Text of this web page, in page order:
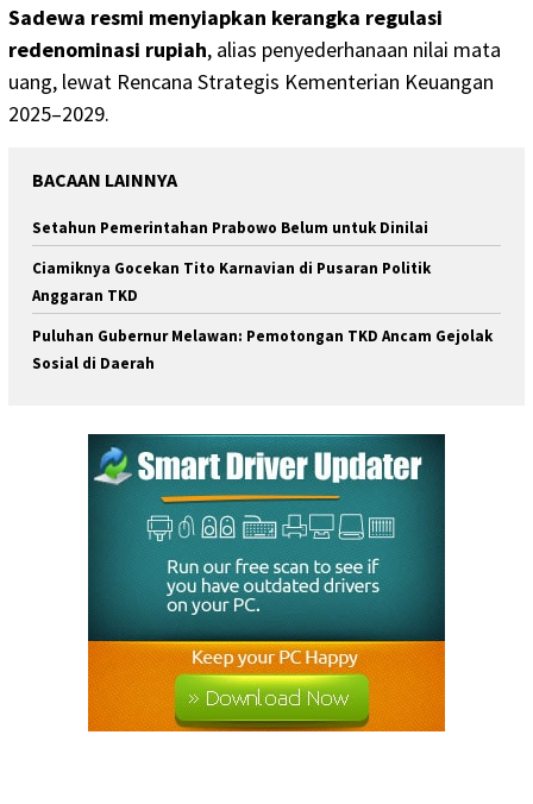
Sadewa resmi menyiapkan kerangka regulasi
redenominasi rupiah, alias penyederhanaan nilai mata
uang, lewat Rencana Strategis Kementerian Keuangan
2025–2029.
BACAAN LAINNYA
Setahun Pemerintahan Prabowo Belum untuk Dinilai
Ciamiknya Gocekan Tito Karnavian di Pusaran Politik
Anggaran TKD
Puluhan Gubernur Melawan: Pemotongan TKD Ancam Gejolak
Sosial di Daerah